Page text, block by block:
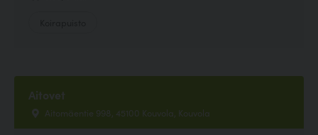
Aitovet
Aitomäentie 998, 45100 Kouvola, Kouvola